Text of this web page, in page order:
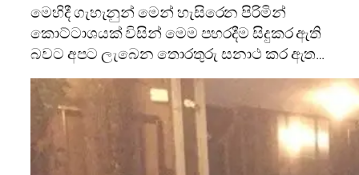
මෙහිදී ගැහැනුන් මෙන් හැසිරෙන පිරිමින්
කොට්ටාශයක් විසින් මෙම පහරදීම සිදුකර ඇති
බවට අපට ලැබෙන තොරතුරු සනාථ කර ඇත…